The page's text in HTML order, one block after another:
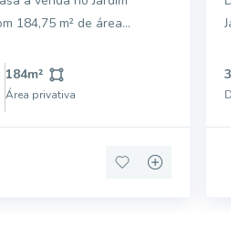
184,75 m² de área
perfeito para sua família.
ideal para momentos ao
184m²
Área privativa
e
3